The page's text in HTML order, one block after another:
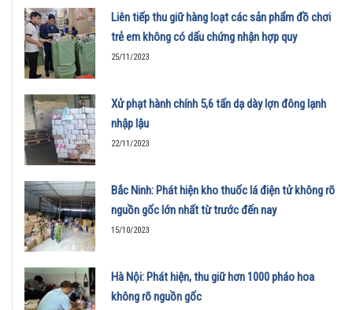
Liên tiếp thu giữ hàng loạt các sản phẩm đồ chơi
trẻ em không có dấu chứng nhận hợp quy
25/11/2023
Xử phạt hành chính 5,6 tấn dạ dày lợn đông lạnh
nhập lậu
22/11/2023
Bắc Ninh: Phát hiện kho thuốc lá điện tử không rõ
nguồn gốc lớn nhất từ trước đến nay
15/10/2023
Hà Nội: Phát hiện, thu giữ hơn 1000 pháo hoa
không rõ nguồn gốc